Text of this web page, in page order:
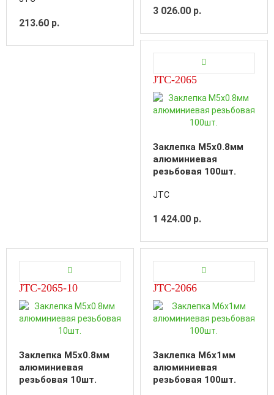
213.60 р.
3 026.00 р.
JTC-2065
Заклепка M5х0.8мм
алюминиевая
резьбовая 100шт.
JTC
1 424.00 р.
JTC-2065-10
Заклепка M5х0.8мм
алюминиевая
резьбовая 10шт.
JTC-2066
Заклепка M6х1мм
алюминиевая
резьбовая 100шт.